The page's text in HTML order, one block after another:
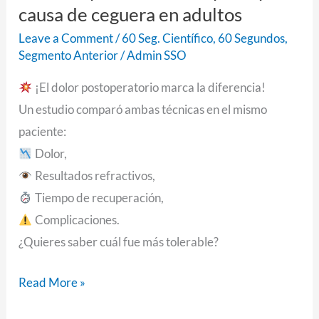
causa de ceguera en adultos
Leave a Comment/60 Seg. Científico, 60 Segundos,
Segmento Anterior/Admin SSO
¡El dolor postoperatorio marca la diferencia!
Un estudio comparó ambas técnicas en el mismo
paciente:
Dolor,
Resultados refractivos,
Tiempo de recuperación,
Complicaciones.
¿Quieres saber cuál fue más tolerable?
Read More »